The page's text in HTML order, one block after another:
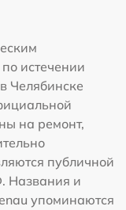
истечении
Челябинске
на ремонт,
публичной
Названия и
упоминаются